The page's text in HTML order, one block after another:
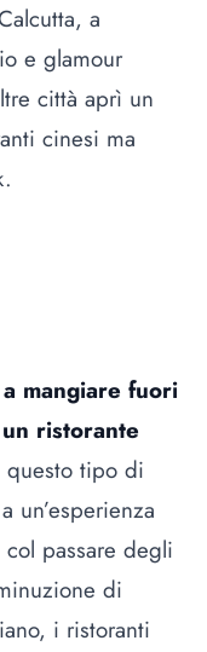
a
e glamour
città aprì un
cinesi ma
mangiare fuori
ristorante
questo tipo di
un’esperienza
passare degli
di
i ristoranti